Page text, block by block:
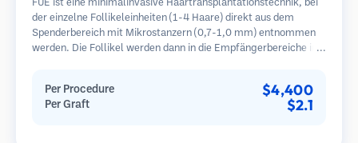
FUE ist eine minimalinvasive Haartransplantationstechnik, bei
der einzelne Follikeleinheiten (1-4 Haare) direkt aus dem
Spenderbereich mit Mikrostanzern (0,7-1,0 mm) entnommen
werden. Die Follikel werden dann in die Empfängerbereiche in
im Vergleich zu Streifenentnahmemethoden.
Per Procedure $4,400
Per Graft $2.1